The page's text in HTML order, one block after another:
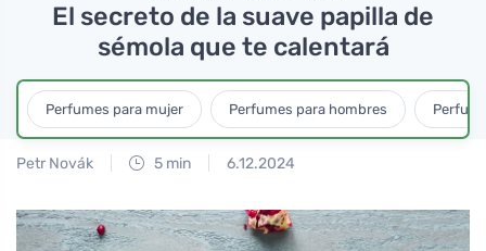
El secreto de la suave papilla de
sémola que te calentará
Perfumes para mujer Perfumes para hombres
Petr Novák 5 min 6.12.2024